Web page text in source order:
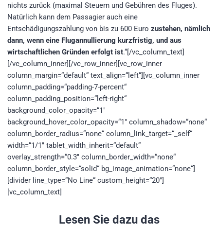
nichts zurück (maximal Steuern und Gebühren des Fluges).
Natürlich kann dem Passagier auch eine
Entschädigungszahlung von bis zu 600 Euro zustehen, nämlich
dann, wenn eine Flugannullierung kurzfristig, und aus
wirtschaftlichen Gründen erfolgt ist.“[/vc_column_text]
[/vc_column_inner][/vc_row_inner][vc_row_inner
column_margin=“default“ text_align=“left“][vc_column_inner
column_padding=“padding-7-percent“
column_padding_position=“left-right“
background_color_opacity=“1″
background_hover_color_opacity=“1″ column_shadow=“none“
column_border_radius=“none“ column_link_target=“_self“
width=“1/1″ tablet_width_inherit=“default“
overlay_strength=“0.3″ column_border_width=“none“
column_border_style=“solid“ bg_image_animation=“none“]
[divider line_type=“No Line“ custom_height=“20″]
[vc_column_text]
Lesen Sie dazu das